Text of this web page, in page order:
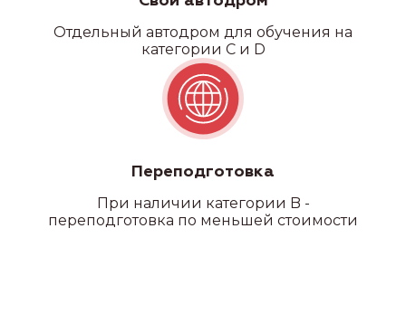
Отдельный автодром для обучения на
категории C и D
Переподготовка
При наличии категории B -
переподготовка по меньшей стоимости